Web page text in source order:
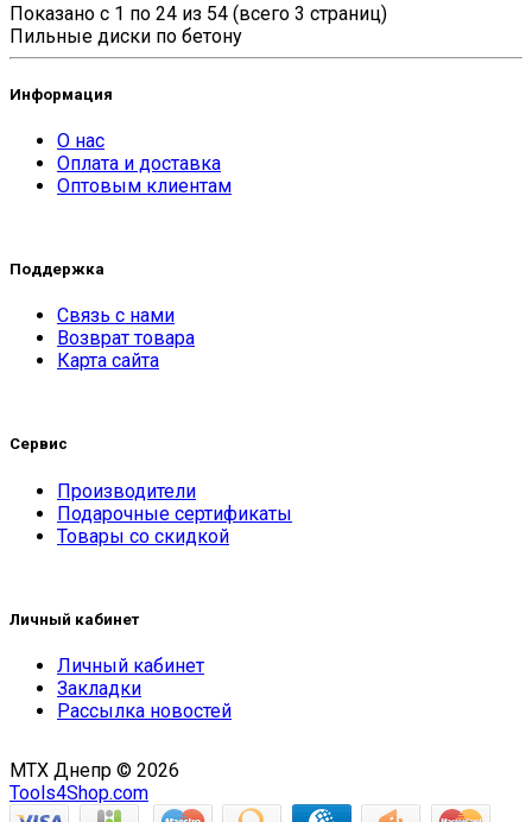
Показано с 1 по 24 из 54 (всего 3 страниц)
Пильные диски по бетону
Информация
О нас
Оплата и доставка
Оптовым клиентам
Поддержка
Связь с нами
Возврат товара
Карта сайта
Сервис
Производители
Подарочные сертификаты
Товары со скидкой
Личный кабинет
Личный кабинет
Закладки
Рассылка новостей
MTX Днепр © 2026
Tools4Shop.com